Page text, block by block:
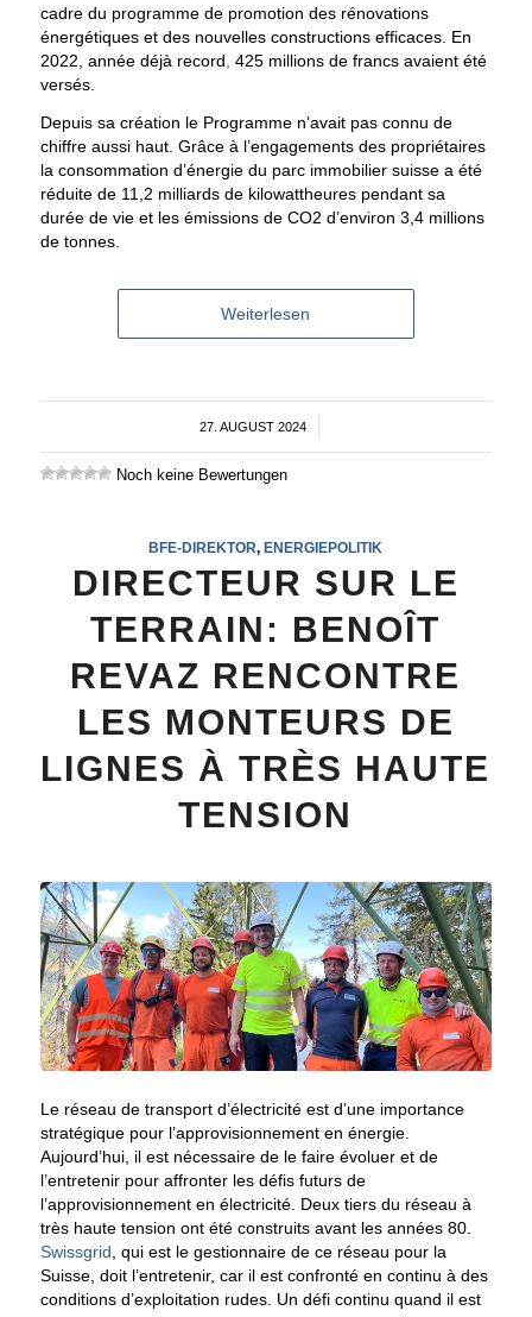
cadre du programme de promotion des rénovations
énergétiques et des nouvelles constructions efficaces. En
2022, année déjà record 425 millions de francs avaient été
versés.
Depuis sa création le Programme n’avait pas connu de
chiffre aussi haut. Grâce à l’engagements des propriétaires
la consommation d’énergie du parc immobilier suisse a été
réduite de 11,2 milliards de kilowattheures pendant sa
durée de vie et les émissions de CO2 d’environ 3,4 millions
de tonnes.
Weiterlesen
27. AUGUST 2024
/
Noch keine Bewertungen
BFE-DIREKTOR ,ENERGIEPOLITIK
DIRECTEUR SUR LE
TERRAIN: BENOÎT
REVAZ RENCONTRE
LES MONTEURS DE
LIGNES À TRÈS HAUTE
TENSION
Le réseau de transport d’électricité est d’une importance
stratégique pour l’approvisionnement en énergie.
Aujourd’hui, il est nécessaire de le faire évoluer et de
l’entretenir pour affronter les défis futurs de
l’approvisionnement en électricité. Deux tiers du réseau à
très haute tension ont été construits avant les années 80.
Swissgrid, qui est le gestionnaire de ce réseau pour la
Suisse, doit l’entretenir, car il est confronté en continu à des
conditions d’exploitation rudes. Un défi continu quand il est